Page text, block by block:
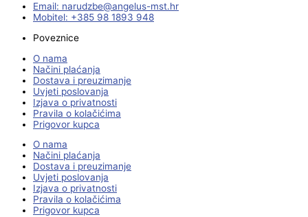
Email:
rh.tsm-sulegna
@ebzduran
Mobitel: +385 98 1893 948
Poveznice
O nama
Načini plaćanja
Dostava i preuzimanje
Uvjeti poslovanja
Izjava o privatnosti
Pravila o kolačićima
Prigovor kupca
O nama
Načini plaćanja
Dostava i preuzimanje
Uvjeti poslovanja
Izjava o privatnosti
Pravila o kolačićima
Prigovor kupca